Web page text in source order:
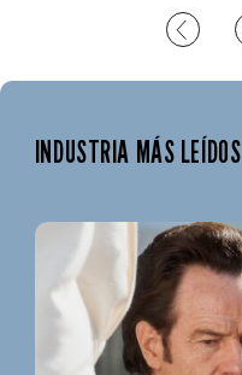
INDUSTRIA MÁS LEÍDOS